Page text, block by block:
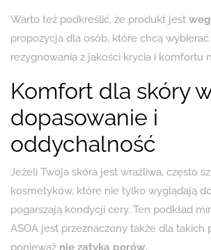
Warto też podkreślić, że produkt jest
propozycja dla osób, które chcą
rezygnowania z jakości krycia i komfortu
Komfort dla skóry
dopasowanie i
oddychalność
Jeżeli Twoja skóra jest wrażliwa, często
kosmetyków, które nie tylko wyglądają
pogarszają kondycji cery. Ten podkład
ASOA jest przeznaczony także dla
ponieważ nie zatyka porów.